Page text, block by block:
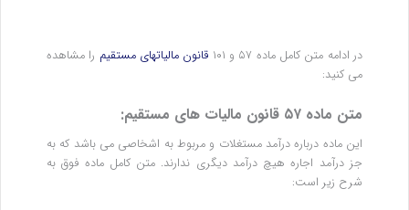
در ادامه متن کامل ماده ۵۷ و ۱۰۱ قانون مالیاتهای مستقیم را مشاهده
می کنید:
متن ماده ۵۷ قانون مالیات های مستقیم:
این ماده درباره درآمد مستغلات و مربوط به اشخاصی می باشد که به
جز درآمد اجاره هیچ درآمد دیگری ندارند. متن کامل ماده فوق به
شرح زیر است: